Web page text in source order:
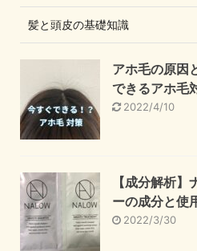
髪と頭皮の基礎知識
アホ毛の原因
できるアホ毛
2022/4/10
【成分解析
ーの成分と使
2022/3/30